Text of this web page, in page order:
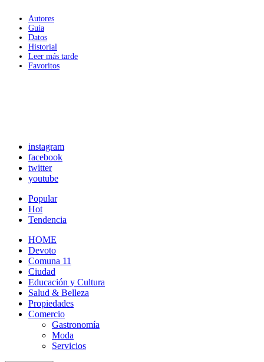
Autores
Guía
Datos
Historial
Leer más tarde
Favoritos
instagram
facebook
twitter
youtube
Popular
Hot
Tendencia
HOME
Devoto
Comuna 11
Ciudad
Educación y Cultura
Salud & Belleza
Propiedades
Comercio
Gastronomía
Moda
Servicios